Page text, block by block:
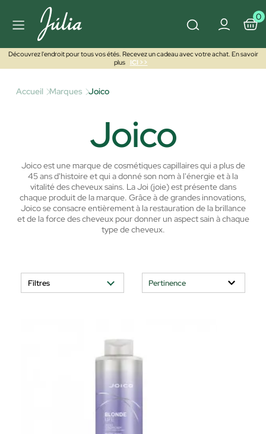
0
Découvrez l'endroit pour tous vos étés. Recevez un cadeau avec votre achat. En savoir
plus
ICI >>
Accueil Marques Joico
Joico
Joico est une marque de cosmétiques capillaires qui a plus de
45 ans d'histoire et qui a donné son nom à l'énergie et à la
vitalité des cheveux sains. La Joi (joie) est présente dans
chaque produit de la marque. Grâce à de grandes innovations,
Joico se consacre entièrement à la restauration de la brillance
et de la force des cheveux pour donner un aspect sain à chaque
type de cheveux.
Filtres